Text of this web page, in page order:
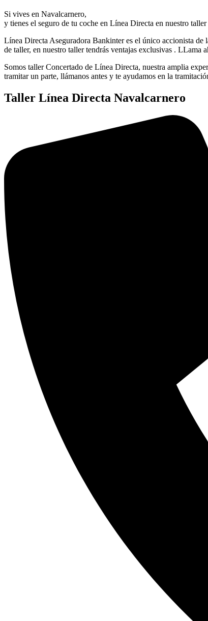
Si vives en Navalcarnero,
y tienes el seguro de tu coche en Línea Directa en nuestro
Línea Directa Aseguradora Bankinter es el único accionista de
de taller, en nuestro taller tendrás ventajas exclusivas . LLama
Somos taller Concertado de Línea Directa, nuestra amplia
tramitar un parte, llámanos antes y te ayudamos en la
Taller Línea Directa Navalcarnero